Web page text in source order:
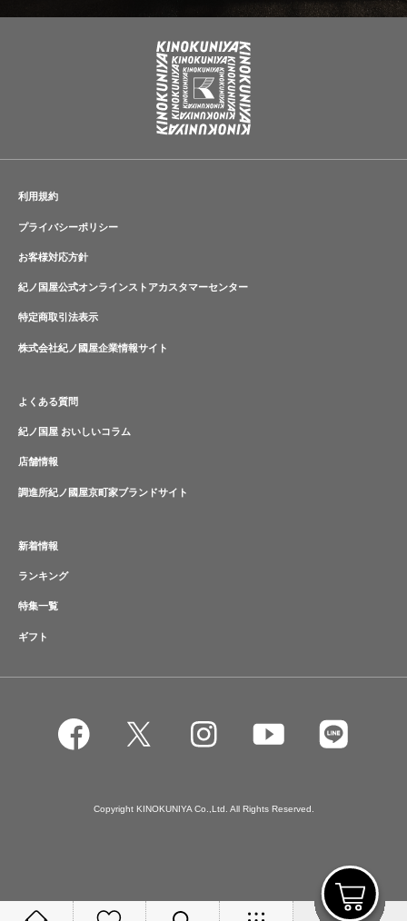
利用規約
プライバシーポリシー
お客様対応方針
紀ノ国屋公式オンラインストアカスタマーセンター
特定商取引法表示
株式会社紀ノ國屋企業情報サイト
よくある質問
紀ノ国屋 おいしいコラム
店舗情報
調進所紀ノ國屋京町家ブランドサイト
新着情報
ランキング
特集一覧
ギフト
Copyright KINOKUNIYA Co.,Ltd. All Rights Reserved.